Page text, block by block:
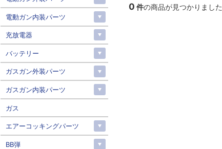
0 件の商品が見つかりました
電動ガン内装パーツ
充放電器
バッテリー
ガスガン外装パーツ
ガスガン内装パーツ
ガス
エアーコッキングパーツ
BB弾